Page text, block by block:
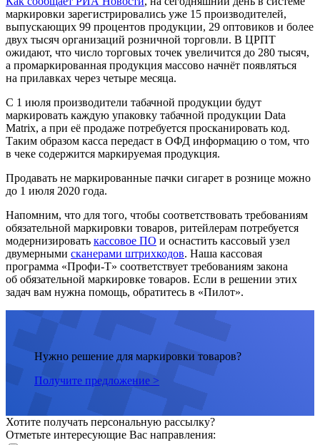
маркировки зарегистрировались уже 15 производителей,
выпускающих 99 процентов продукции, 29 оптовиков и более
двух тысяч организаций розничной торговли. В ЦРПТ
ожидают, что число торговых точек увеличится до 280 тысяч,
а промаркированная продукция массово начнёт появляться
на прилавках через четыре месяца.
С 1 июля производители табачной продукции будут
маркировать каждую упаковку табачной продукции Data
Matrix, а при её продаже потребуется просканировать код.
Таким образом касса передаст в ОФД информацию о том, что
в чеке содержится маркируемая продукция.
Продавать не маркированные пачки сигарет в рознице можно
до 1 июля 2020 года.
Напомним, что для того, чтобы соответствовать требованиям
обязательной маркировки товаров, ритейлерам потребуется
модернизировать кассовое ПО и оснастить кассовый узел
двумерными сканерами штрихкодов. Наша кассовая
программа «Профи-Т» соответствует требованиям закона
об обязательной маркировке товаров. Если в решении этих
задач вам нужна помощь, обратитесь в «Пилот».
Нужно решение для маркировки товаров?
Получите предложение >
Хотите получать персональную рассылку?
Отметьте интересующие Вас направления: